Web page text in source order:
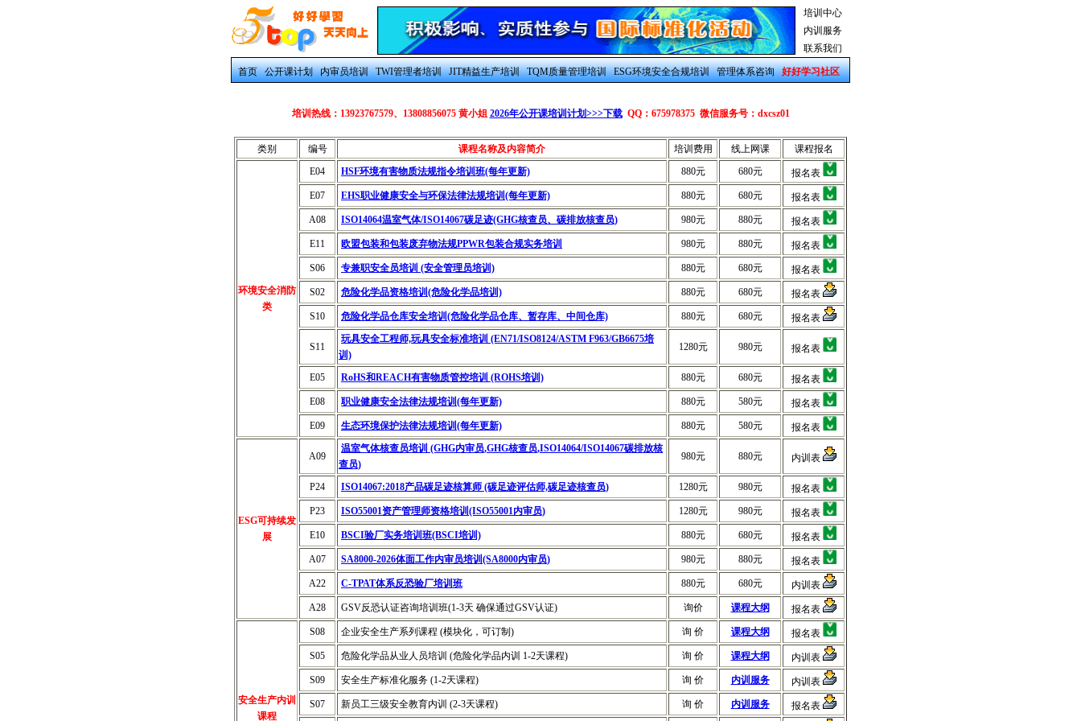
培训中心
内训服务
联系我们
首页 公开课计划 内审员培训 TWI管理者培训 JIT精益生产培训 TQM质量管理培训 ESG环境安全合规培训 管理体系咨询 好好学习社区
培训热线：13923767579、13808856075 黄小姐 2026年公开课培训计划>>>下载QQ： 675978375 微信服务号：dxcsz01
类别 编号 课程名称及内容简介 培训费用 线上网课 课程报名
环境安全消防
类
E04 HSF环境有害物质法规指令培训班(每年更新) 880元 680元
报名表
E07
EHS职业健康安全与环保法律法规培训(每年更新) 880元 680元
报名表
A08
ISO14064温室气体/ISO14067碳足迹(GHG核查员、碳排放核查员) 980元 880元
报名表
E11
欧盟包装和包装废弃物法规PPWR包装合规实务培训 980元 880元
报名表
S06
专兼职安全员培训 (安全管理员培训) 880元 680元
报名表
S02
危险化学品资格培训(危险化学品培训) 880元 680元
报名表
S10
危险化学品仓库安全培训(危险化学品仓库、暂存库、中间仓库) 880元 680元 报名表
S11
玩具安全工程师,玩具安全标准培训 (EN71/ISO8124/ASTM F963/GB6675培
训)
1280元 980元 报名表
E05 RoHS和REACH有害物质管控培训 (ROHS培训) 880元 680元
报名表
E08
职业健康安全法律法规培训(每年更新) 880元 580元
报名表
E09
生态环境保护法律法规培训(每年更新) 880元 580元 报名表
ESG可持续发
展
A09
温室气体核查员培训 (GHG内审员,GHG核查员,ISO14064/ISO14067碳排放核
查员)
980元 880元 内训表
P24 ISO14067:2018产品碳足迹核算师 (碳足迹评估师,碳足迹核查员) 1280元 980元
报名表
P23
ISO55001资产管理师资格培训(ISO55001内审员) 1280元 980元
报名表
E10
BSCI验厂实务培训班(BSCI培训) 880元 680元
报名表
A07
SA8000-2026体面工作内审员培训(SA8000内审员) 980元 880元
报名表
A22
C-TPAT体系反恐验厂培训班 880元 680元
内训表
A28
GSV反恐认证咨询培训班(1-3天 确保通过GSV认证) 询价 课程大纲 报名表
安全生产内训
课程
S08 企业安全生产系列课程 (模块化，可订制) 询 价 课程大纲
报名表
S05
危险化学品从业人员培训 (危险化学品内训 1-2天课程) 询 价 课程大纲
内训表
S09
安全生产标准化服务 (1-2天课程) 询 价 内训服务
内训表
S07
新员工三级安全教育内训 (2-3天课程) 询 价 内训服务 报名表